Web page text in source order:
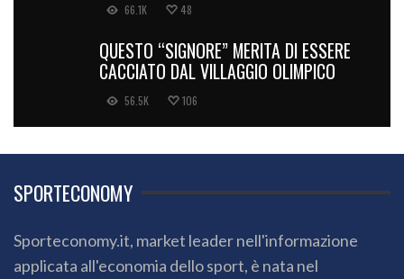
66.1K 48
QUESTO “SIGNORE” MERITA DI ESSERE
CACCIATO DAL VILLAGGIO OLIMPICO
56.5K 106
SPORTECONOMY
Sporteconomy.it, market leader nell'informazione
applicata all'economia dello sport, è nata nel